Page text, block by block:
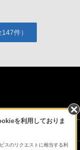
ージーランドに持
件）
を利用しておりま
スのリクエストに相当する利